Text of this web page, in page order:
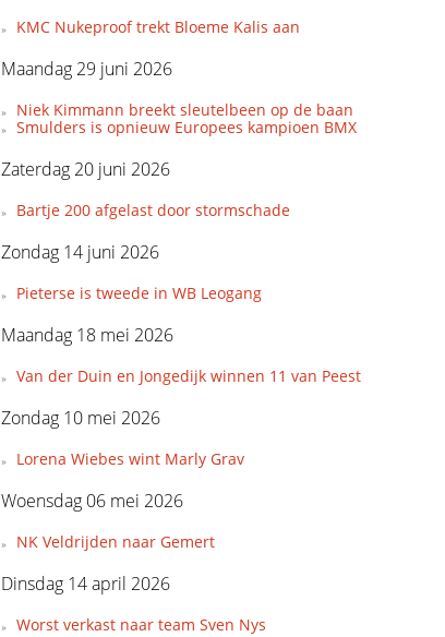
KMC Nukeproof trekt Bloeme Kalis aan
Maandag 29 juni 2026
Niek Kimmann breekt sleutelbeen op de baan
Smulders is opnieuw Europees kampioen BMX
Zaterdag 20 juni 2026
Bartje 200 afgelast door stormschade
Zondag 14 juni 2026
Pieterse is tweede in WB Leogang
Maandag 18 mei 2026
Van der Duin en Jongedijk winnen 11 van Peest
Zondag 10 mei 2026
Lorena Wiebes wint Marly Grav
Woensdag 06 mei 2026
NK Veldrijden naar Gemert
Dinsdag 14 april 2026
Worst verkast naar team Sven Nys